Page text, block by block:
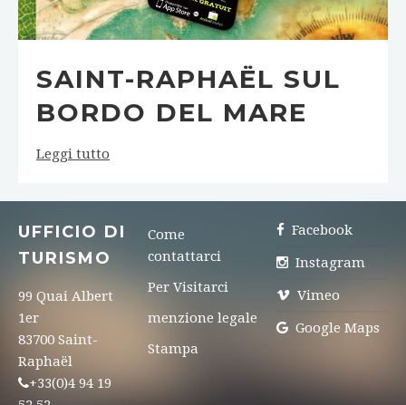
SAINT-RAPHAËL SUL
BORDO DEL MARE
Leggi tutto
UFFICIO DI
TURISMO
99 Quai Albert
1er
83700 Saint-
Raphaël
+33(0)4 94 19
Come
contattarci
Per Visitarci
menzione legale
Stampa
Facebook
Instagram
Vimeo
Google Maps